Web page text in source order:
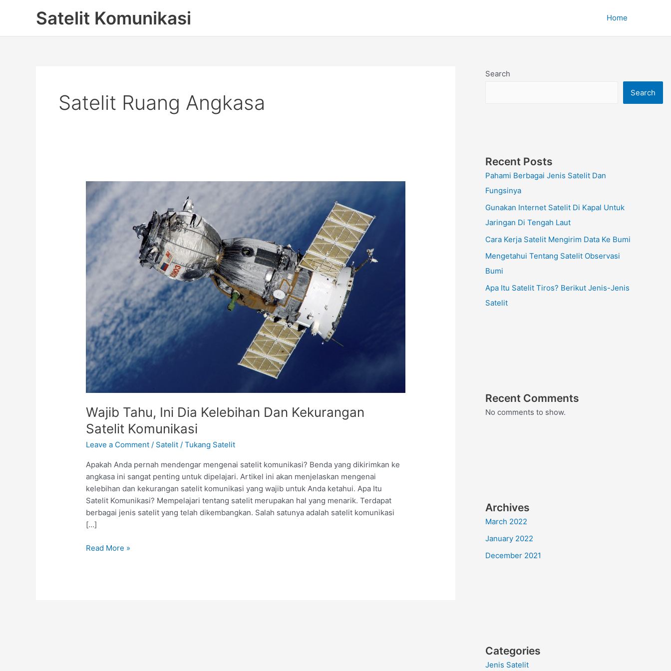
Satelit Komunikasi Home
Satelit Ruang Angkasa
Wajib Tahu, Ini Dia Kelebihan Dan Kekurangan
Satelit Komunikasi
Leave a Comment / Satelit /Tukang Satelit
Apakah Anda pernah mendengar mengenai satelit komunikasi? Benda yang dikirimkan ke
angkasa ini sangat penting untuk dipelajari. Artikel ini akan menjelaskan mengenai
kelebihan dan kekurangan satelit komunikasi yang wajib untuk Anda ketahui. Apa Itu
Satelit Komunikasi? Mempelajari tentang satelit merupakan hal yang menarik. Terdapat
berbagai jenis satelit yang telah dikembangkan. Salah satunya adalah satelit komunikasi
[…]
Wajib
Tahu,
Ini
Dia
Kelebihan
Kekurangan
Satelit
Read More »
Search
Search
Recent Posts
Pahami Berbagai Jenis Satelit Dan
Fungsinya
Gunakan Internet Satelit Di Kapal Untuk
Jaringan Di Tengah Laut
Cara Kerja Satelit Mengirim Data Ke Bumi
Mengetahui Tentang Satelit Observasi
Bumi
Apa Itu Satelit Tiros? Berikut Jenis-Jenis
Satelit
Recent Comments
No comments to show.
Archives
March 2022
January 2022
December 2021
Categories
Jenis Satelit